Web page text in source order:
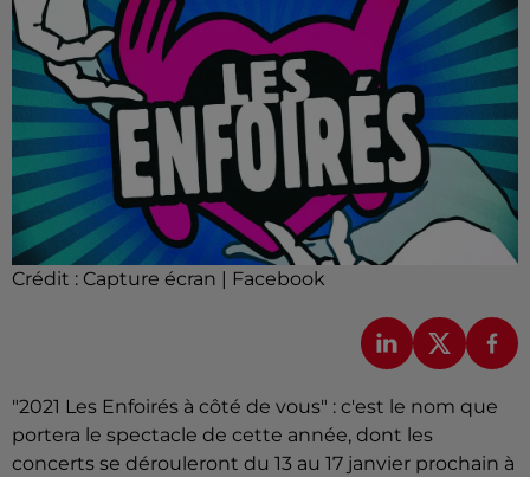
Crédit : Capture écran | Facebook
"2021 Les Enfoirés à côté de vous" : c'est le nom que
portera le spectacle de cette année, dont les
concerts se dérouleront du 13 au 17 janvier prochain à